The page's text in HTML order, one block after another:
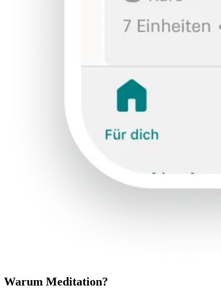
Warum Meditation?